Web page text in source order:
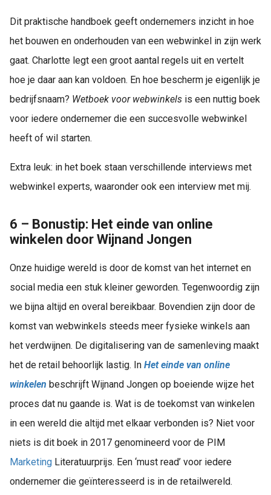
Dit praktische handboek geeft ondernemers inzicht in hoe
het bouwen en onderhouden van een webwinkel in zijn werk
gaat. Charlotte legt een groot aantal regels uit en vertelt
hoe je daar aan kan voldoen. En hoe bescherm je eigenlijk je
bedrijfsnaam? Wetboek voor webwinkels is een nuttig boek
voor iedere ondernemer die een succesvolle webwinkel
heeft of wil starten.
Extra leuk: in het boek staan verschillende interviews met
webwinkel experts, waaronder ook een interview met mij.
6 – Bonustip: Het einde van online
winkelen door Wijnand Jongen
Onze huidige wereld is door de komst van het internet en
social media een stuk kleiner geworden. Tegenwoordig zijn
we bijna altijd en overal bereikbaar. Bovendien zijn door de
komst van webwinkels steeds meer fysieke winkels aan
het verdwijnen. De digitalisering van de samenleving maakt
het de retail behoorlijk lastig. In Het einde van online
winkelen beschrijft Wijnand Jongen op boeiende wijze het
proces dat nu gaande is. Wat is de toekomst van winkelen
in een wereld die altijd met elkaar verbonden is? Niet voor
niets is dit boek in 2017 genomineerd voor de PIM
Marketing Literatuurprijs. Een ‘must read’ voor iedere
ondernemer die geïnteresseerd is in de retailwereld.